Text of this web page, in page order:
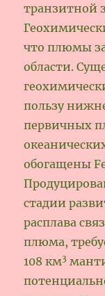
транзитной
что плюмы
области.
пользу
первичных
обогащены
стадии
расплава
плюма,
108 км3